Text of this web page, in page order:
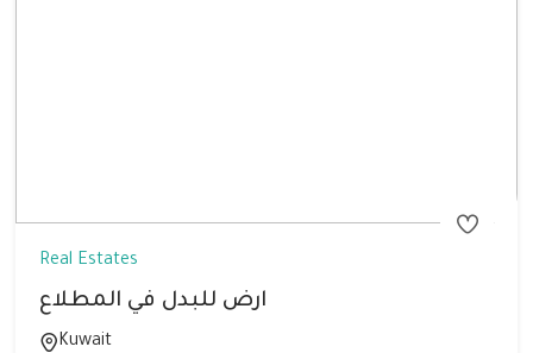
Real Estates
ارض للبدل في المطلاع
Kuwait